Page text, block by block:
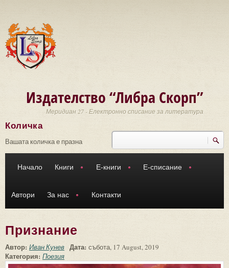
Издателство “Либра Скорп”
Меридиан 27 - Електронно списание за литература
Търси
Количка
Вашата количка е празна
Начало Книги Е-книги Е-списание
Автори За нас Контакти
Признание
Автор: Иван Кунев Дата: събота, 17 August, 2019
Категория: Поезия